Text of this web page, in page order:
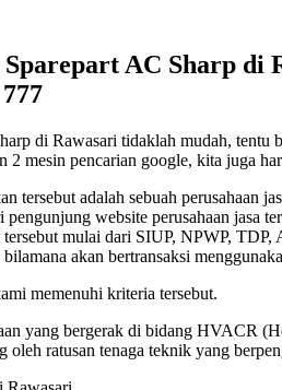
Sparepart AC Sharp
di Rawasari tidaklah mudah,
2 mesin pencarian google, kita juga
tersebut adalah sebuah perusahaan
website perusahaan jasa
tersebut mulai dari SIUP, NPWP,
akan bertransaksi
memenuhi kriteria tersebut.
yang bergerak di bidang HVACR
ratusan tenaga teknik yang